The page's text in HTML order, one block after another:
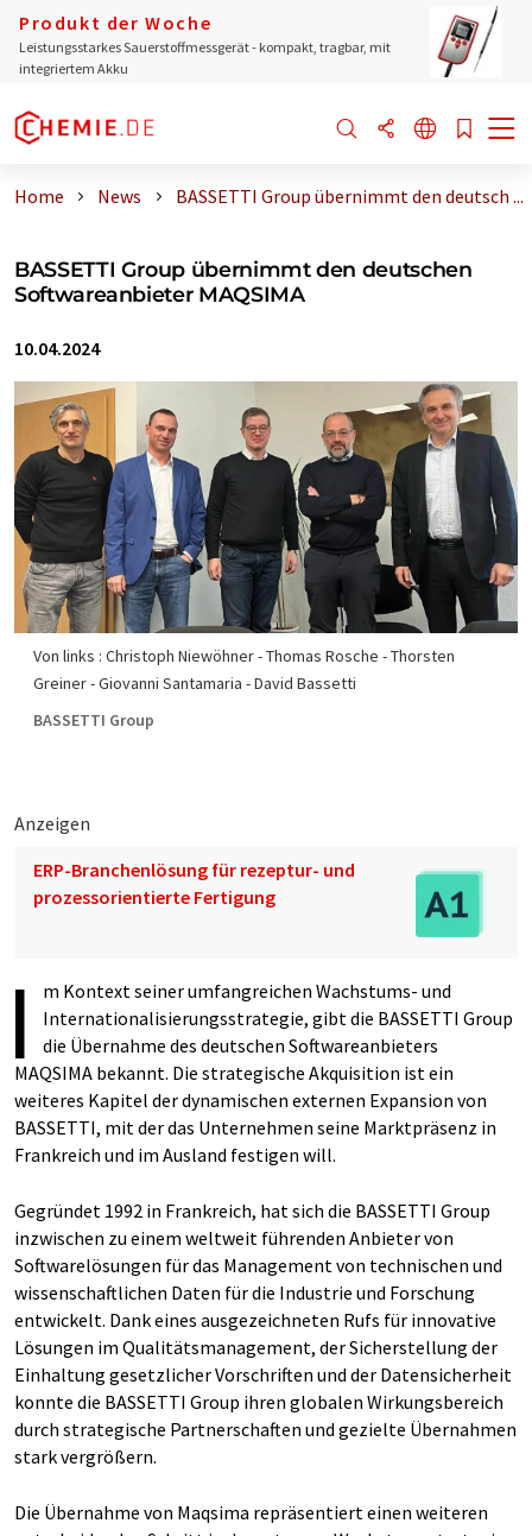
Produkt der Woche
Leistungsstarkes Sauerstoffmessgerät - kompakt, tragbar, mit
integriertem Akku
Home News BASSETTI Group übernimmt den deutsch ...
BASSETTI Group übernimmt den deutschen
Softwareanbieter MAQSIMA
10.04.2024
Von links : Christoph Niewöhner - Thomas Rosche - Thorsten
Greiner - Giovanni Santamaria - David Bassetti
BASSETTI Group
Anzeigen
ERP-Branchenlösung für rezeptur- und
prozessorientierte Fertigung
I
m Kontext seiner umfangreichen Wachstums- und
Internationalisierungsstrategie, gibt die BASSETTI Group
die Übernahme des deutschen Softwareanbieters
MAQSIMA bekannt. Die strategische Akquisition ist ein
weiteres Kapitel der dynamischen externen Expansion von
BASSETTI, mit der das Unternehmen seine Marktpräsenz in
Frankreich und im Ausland festigen will.
Gegründet 1992 in Frankreich, hat sich die BASSETTI Group
inzwischen zu einem weltweit führenden Anbieter von
Softwarelösungen für das Management von technischen und
wissenschaftlichen Daten für die Industrie und Forschung
entwickelt. Dank eines ausgezeichneten Rufs für innovative
Lösungen im Qualitätsmanagement, der Sicherstellung der
Einhaltung gesetzlicher Vorschriften und der Datensicherheit
konnte die BASSETTI Group ihren globalen Wirkungsbereich
durch strategische Partnerschaften und gezielte Übernahmen
stark vergrößern.
Die Übernahme von Maqsima repräsentiert einen weiteren